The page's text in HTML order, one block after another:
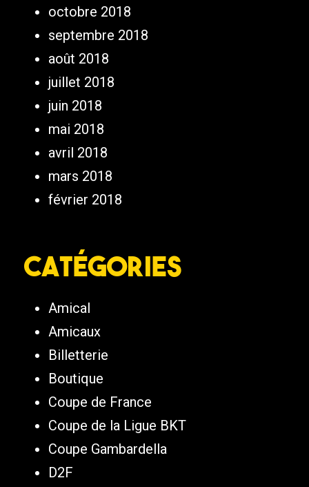
octobre 2018
septembre 2018
août 2018
juillet 2018
juin 2018
mai 2018
avril 2018
mars 2018
février 2018
Catégories
Amical
Amicaux
Billetterie
Boutique
Coupe de France
Coupe de la Ligue BKT
Coupe Gambardella
D2F